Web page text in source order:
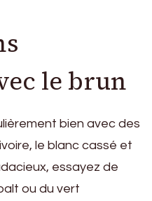
le brun
bien avec des
le blanc cassé et
essayez de
ou du vert